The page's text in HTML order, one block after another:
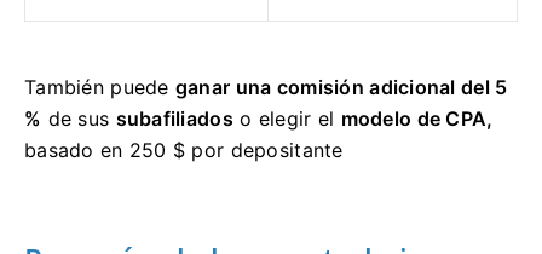
También puede ganar una comisión adicional del 5
% de sus subafiliados o elegir el modelo de CPA,
basado en 250 $ por depositante